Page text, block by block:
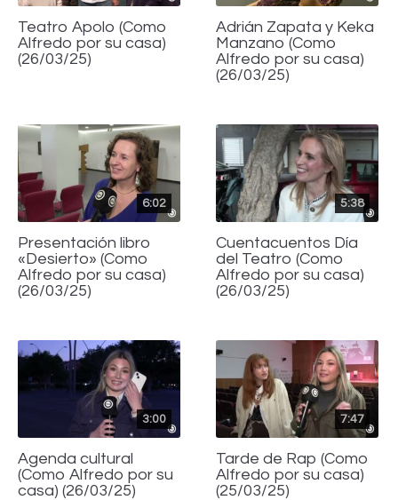
Teatro Apolo (Como
Alfredo por su casa)
(26/03/25)
Adrián Zapata y Keka
Manzano (Como
Alfredo por su casa)
(26/03/25)
6:02
Presentación libro
«Desierto» (Como
Alfredo por su casa)
(26/03/25)
5:38
Cuentacuentos Día
del Teatro (Como
Alfredo por su casa)
(26/03/25)
3:00
Agenda cultural
(Como Alfredo por su
casa) (26/03/25)
7:47
Tarde de Rap (Como
Alfredo por su casa)
(25/03/25)